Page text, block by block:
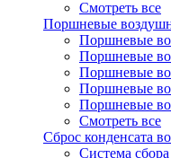
Смотреть все
Поршневые
Поршневые
Поршневые
Поршневые
Поршневые
Поршневые
Смотреть все
Сброс конденсата
Система